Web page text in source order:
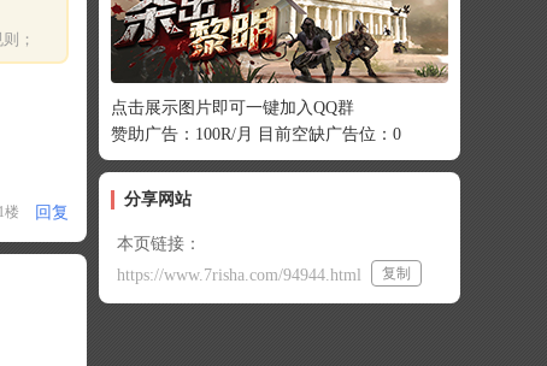
；
1楼 回复
点击展示图片即可一键加入QQ群
赞助广告：100R/月 目前空缺广告位：0
分享网站
本页链接：
https://www.7risha.com/94944.html
复制